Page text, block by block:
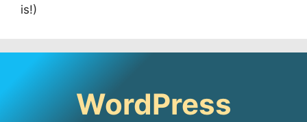
is!)
WordPress